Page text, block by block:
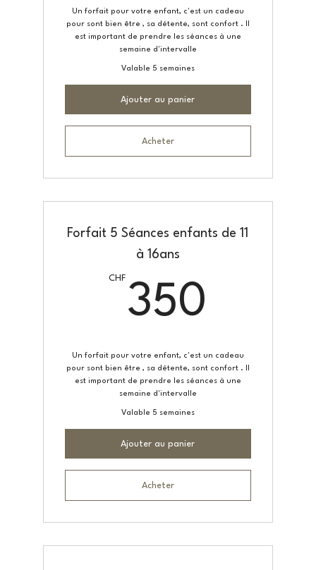
Un forfait pour votre enfant, c'est un cadeau
pour sont bien être , sa détente, sont confort . Il
est important de prendre les séances à une
semaine d'intervalle
Valable 5 semaines
Ajouter au panier
Acheter
Forfait 5 Séances enfants de 11
à 16ans
CHF
350
Un forfait pour votre enfant, c'est un cadeau
pour sont bien être , sa détente, sont confort . Il
est important de prendre les séances à une
semaine d'intervalle
Valable 5 semaines
Ajouter au panier
Acheter